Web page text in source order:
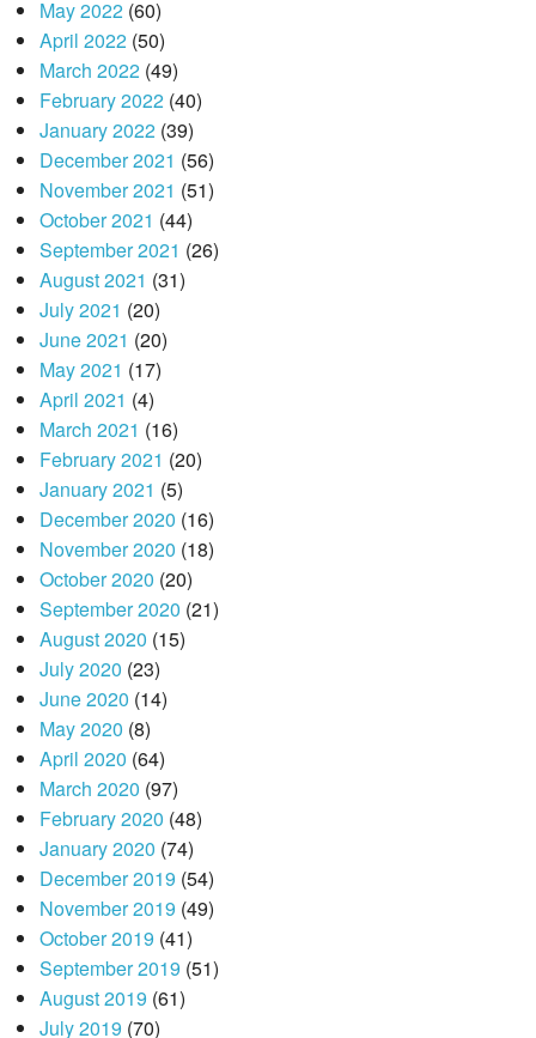
May 2022(60)
April 2022(50)
March 2022(49)
February 2022(40)
January 2022(39)
December 2021 (56)
November 2021 (51)
October 2021 (44)
September 2021 (26)
August 2021 (31)
July 2021 (20)
June 2021 (20)
May 2021 (17)
April 2021 (4)
March 2021 (16)
February 2021 (20)
January 2021 (5)
December 2020 (16)
November 2020 (18)
October 2020 (20)
September 2020 (21)
August 2020 (15)
July 2020 (23)
June 2020 (14)
May 2020 (8)
April 2020 (64)
March 2020 (97)
February 2020 (48)
January 2020 (74)
December 2019 (54)
November 2019 (49)
October 2019 (41)
September 2019 (51)
August 2019 (61)
July 2019 (70)